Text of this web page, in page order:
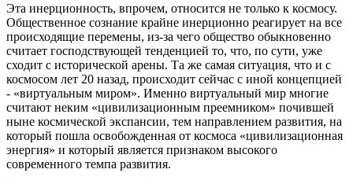
Эта инерционность, впрочем, относится не только к космосу.
Общественное сознание крайне инерционно реагирует на все
происходящие перемены, из-за чего общество обыкновенно
считает господствующей тенденцией то, что, по сути, уже
сходит с исторической арены. Та же самая ситуация, что и с
космосом лет 20 назад, происходит сейчас с иной концепцией
- «виртуальным миром». Именно виртуальный мир многие
считают неким «цивилизационным преемником» почившей
ныне космической экспансии, тем направлением развития, на
который пошла освобожденная от космоса «цивилизационная
энергия» и который является признаком высокого
современного темпа развития.